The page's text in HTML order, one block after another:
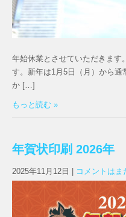
年始休業とさせていただきます
す。新年は1月5日（月）から
か […]
もっと読む »
年賀状印刷 2026年
2025年11月12日 コメントはま